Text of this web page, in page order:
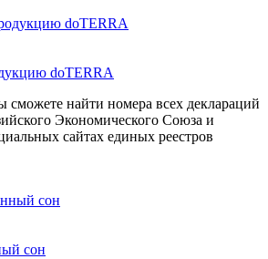
doTERRA
сможете найти номера всех деклараций
Экономического Союза и
сайтах единых реестров
сон